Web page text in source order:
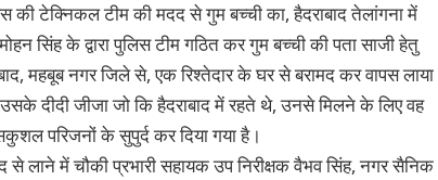
की टेक्निकल टीम की मदद से गुम बच्ची का, हैदराबाद तेलांगना में
सिंह के द्वारा पुलिस टीम गठित कर गुम बच्ची की पता साजी हेतु
महबूब नगर जिले से, एक रिश्तेदार के घर से बरामद कर वापस लाया
दीदी जीजा जो कि हैदराबाद में रहते थे, उनसे मिलने के लिए वह
परिजनों के सुपुर्द कर दिया गया है।
से लाने में चौकी प्रभारी सहायक उप निरीक्षक वैभव सिंह, नगर सैनिक